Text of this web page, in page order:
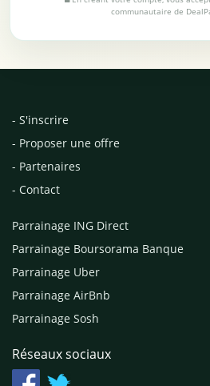
communautaire de
- S'inscrire
- Proposer une offre
- Partenaires
- Contact
Parrainage ING Direct
Parrainage Boursorama Banque
Parrainage Uber
Parrainage AirBnb
Parrainage Sosh
Réseaux sociaux